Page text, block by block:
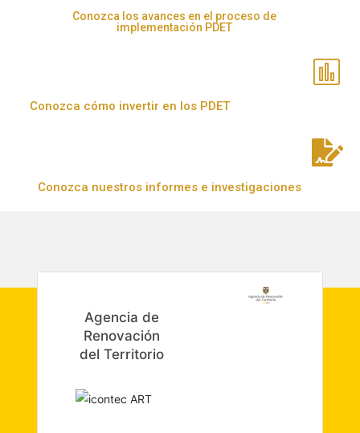
Conozca los avances en el proceso de
implementación PDET
Conozca cómo invertir en los PDET
Conozca nuestros informes e investigaciones
Agencia de
Renovación
del Territorio